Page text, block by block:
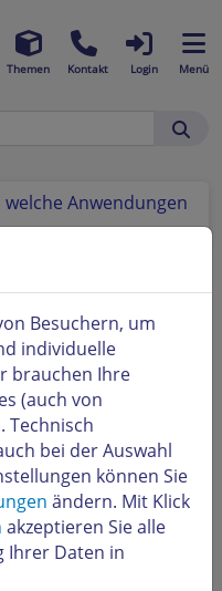
Themen Kontakt Login Menü
Anwendungen
Besuchern, um
individuelle
brauchen Ihre
(auch von
Technisch
bei der Auswahl
können Sie
ändern. Mit Klick
akzeptieren Sie alle
Ihrer Daten in